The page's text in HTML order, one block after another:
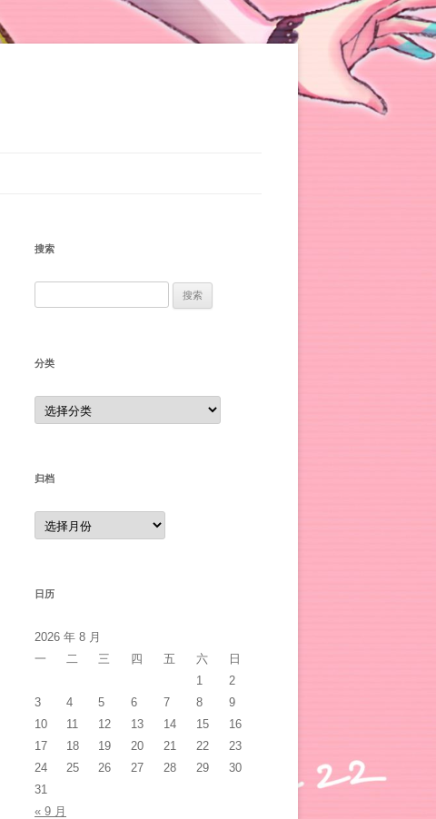
搜索
分类
分
类
归档
归
档
日历
2026 年 8 月
一
二 三 四 五 六
日
1
2
3
4 5 6 7 8
9
10
11 12 13 14 15
16
17
18 19 20 21 22
23
24
25 26 27 28 29
30
31
« 9 月